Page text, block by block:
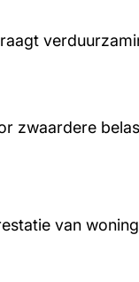
zwaardere
van